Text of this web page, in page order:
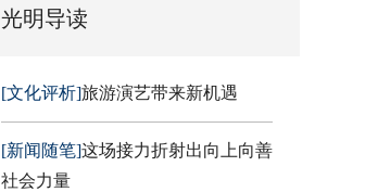
光明导读
[文化评析]旅游演艺带来新机遇
[新闻随笔]这场接力折射出向上向善
社会力量